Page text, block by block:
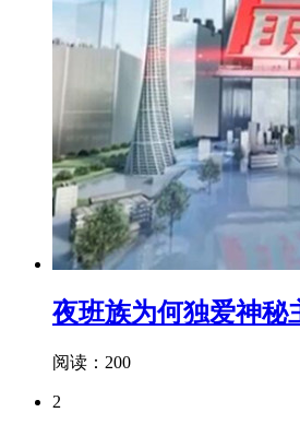
夜班族为何独爱神秘
阅读：200
2